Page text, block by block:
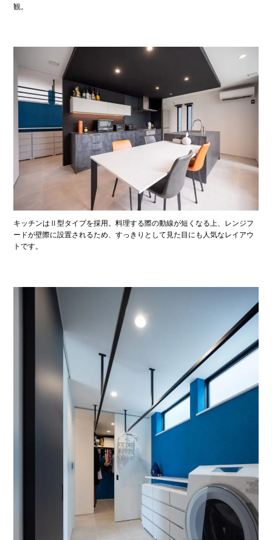
観。
キッチンはⅡ型タイプを採用。料理する際の動線が短くなる上、レンジフ
ードが壁際に設置されるため、すっきりとして見た目にも人気なレイアウ
トです。